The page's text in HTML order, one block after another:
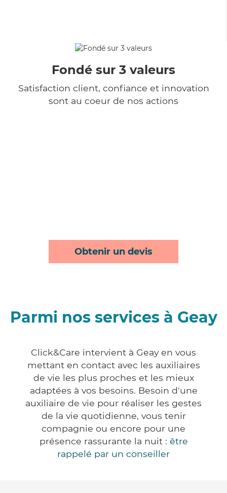
Fondé sur 3 valeurs
Satisfaction client, confiance et innovation
sont au coeur de nos actions
Obtenir un devis
Parmi nos services à Geay
Click&Care intervient à Geay en vous
mettant en contact avec les auxiliaires
de vie les plus proches et les mieux
adaptées à vos besoins. Besoin d'une
auxiliaire de vie pour réaliser les gestes
de la vie quotidienne, vous tenir
compagnie ou encore pour une
présence rassurante la nuit : être
rappelé par un conseiller